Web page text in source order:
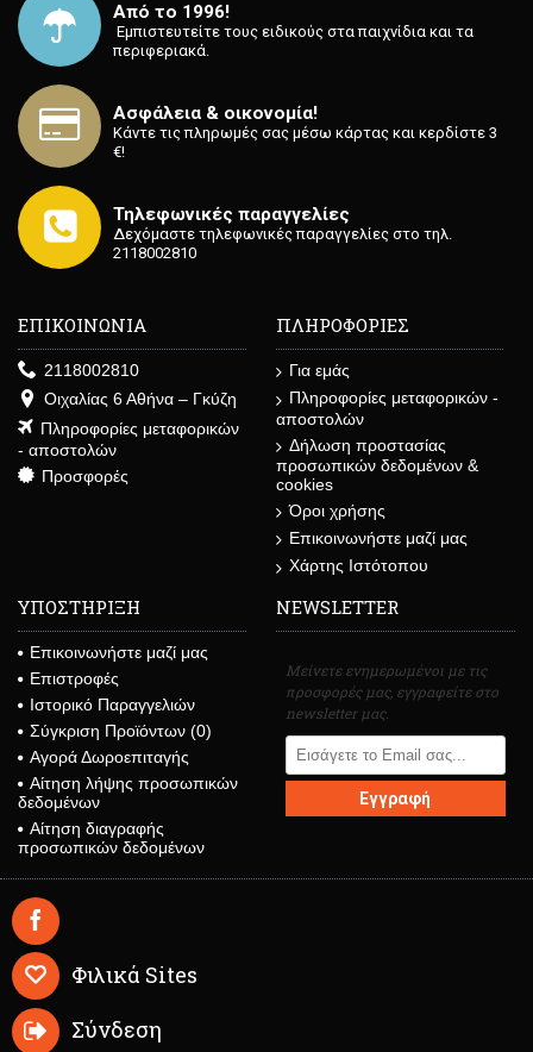
Από το 1996!
⁡ Εμπιστευτείτε τους ειδικούς στα παιχνίδια και τα
περιφεριακά.
Ασφάλεια & οικονομία!
Κάντε τις πληρωμές σας μέσω κάρτας και κερδίστε 3
€!
Τηλεφωνικές παραγγελίες
Δεχόμαστε τηλεφωνικές παραγγελίες στο τηλ.
2118002810
ΕΠΙΚΟΙΝΩΝΙΑ
2118002810
Οιχαλίας 6 Αθήνα – Γκύζη
Πληροφορίες μεταφορικών
- αποστολών
Προσφορές
ΠΛΗΡΟΦΟΡΙΕΣ
Για εμάς
Πληροφορίες μεταφορικών -
αποστολών
Δήλωση προστασίας
προσωπικών δεδομένων &
cookies
Όροι χρήσης
Επικοινωνήστε μαζί μας
Χάρτης Ιστότοπου
ΥΠΟΣΤΗΡΙΞΗ
Επικοινωνήστε μαζί μας
Επιστροφές
Ιστορικό Παραγγελιών
Σύγκριση Προϊόντων (0)
Αγορά Δωροεπιταγής
Αίτηση λήψης προσωπικών
δεδομένων
Αίτηση διαγραφής
προσωπικών δεδομένων
NEWSLETTER
Μείνετε ενημερωμένοι με τις
προσφορές μας, εγγραφείτε στο
newsletter μας.
Εγγραφή
Φιλικά Sites
Σύνδεση